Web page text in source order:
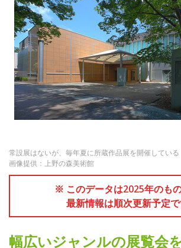
常設展はないが、毎年夏に所蔵作品展を開催している
画像提供：上野の森美術館
※ このデータは2025年のもの
最新情報は順次更新予定で
幅広いジャンルの展覧会